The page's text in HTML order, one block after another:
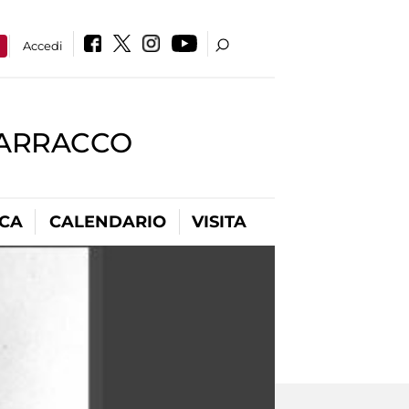
Accedi
CALENDARIO VISITA